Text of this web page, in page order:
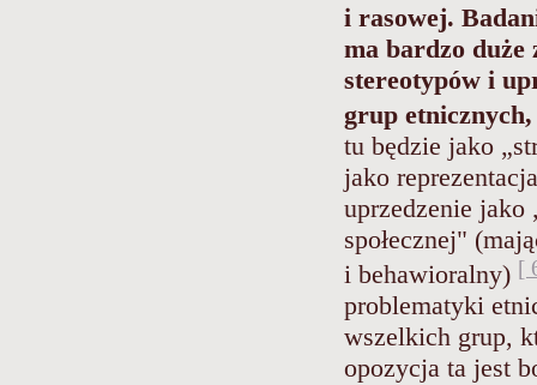
i rasowej.
ma bardzo duże
stereotypów i
grup
tu będzie jako
jako
uprzedzenie jako
społecznej"
i behawioralny) [
problematyki
wszelkich grup,
opozycja ta jest